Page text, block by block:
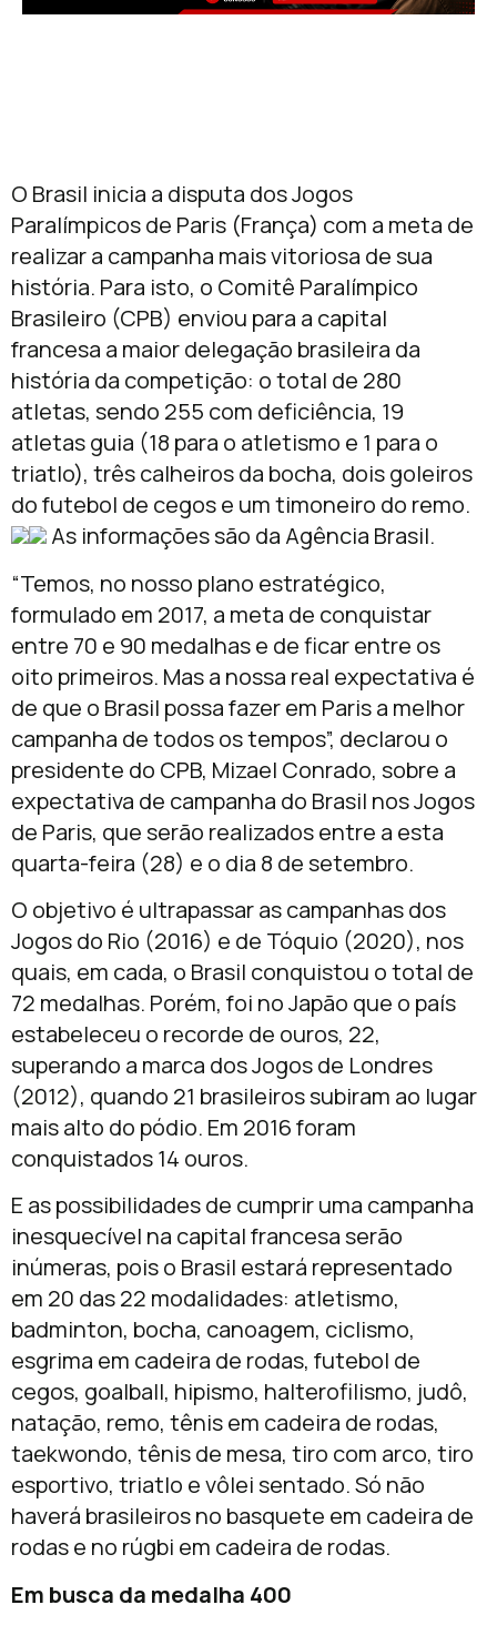
O Brasil inicia a disputa dos Jogos
Paralímpicos de Paris (França) com a meta de
realizar a campanha mais vitoriosa de sua
história. Para isto, o Comitê Paralímpico
Brasileiro (CPB) enviou para a capital
francesa a maior delegação brasileira da
história da competição: o total de 280
atletas, sendo 255 com deficiência, 19
atletas guia (18 para o atletismo e 1 para o
triatlo), três calheiros da bocha, dois goleiros
do futebol de cegos e um timoneiro do remo.
As informações são da Agência Brasil.
“Temos, no nosso plano estratégico,
formulado em 2017, a meta de conquistar
entre 70 e 90 medalhas e de ficar entre os
oito primeiros. Mas a nossa real expectativa é
de que o Brasil possa fazer em Paris a melhor
campanha de todos os tempos”, declarou o
presidente do CPB, Mizael Conrado, sobre a
expectativa de campanha do Brasil nos Jogos
de Paris, que serão realizados entre a esta
quarta-feira (28) e o dia 8 de setembro.
O objetivo é ultrapassar as campanhas dos
Jogos do Rio (2016) e de Tóquio (2020), nos
quais, em cada, o Brasil conquistou o total de
72 medalhas. Porém, foi no Japão que o país
estabeleceu o recorde de ouros, 22,
superando a marca dos Jogos de Londres
(2012), quando 21 brasileiros subiram ao lugar
mais alto do pódio. Em 2016 foram
conquistados 14 ouros.
E as possibilidades de cumprir uma campanha
inesquecível na capital francesa serão
inúmeras, pois o Brasil estará representado
em 20 das 22 modalidades: atletismo,
badminton, bocha, canoagem, ciclismo,
esgrima em cadeira de rodas, futebol de
cegos, goalball, hipismo, halterofilismo, judô,
natação, remo, tênis em cadeira de rodas,
taekwondo, tênis de mesa, tiro com arco, tiro
esportivo, triatlo e vôlei sentado. Só não
haverá brasileiros no basquete em cadeira de
rodas e no rúgbi em cadeira de rodas.
Em busca da medalha 400